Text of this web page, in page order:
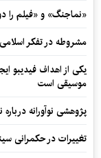
«نماجنگ» و «فیلم را
مشروطه در تفکر
یکی از اهداف فیدیبو
موسیقی است
پژوهشی نوآورانه
تغییرات در حکمرانی